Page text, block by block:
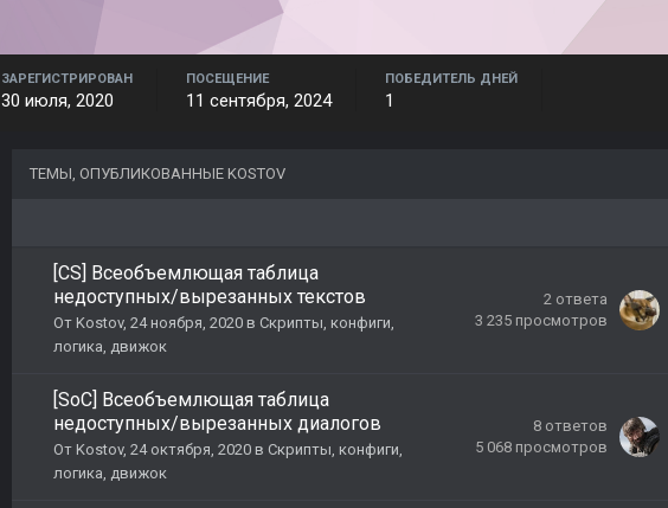
ЗАРЕГИСТРИРОВАН
30 июля, 2020
ПОСЕЩЕНИЕ
11 сентября, 2024
ПОБЕДИТЕЛЬ ДНЕЙ
1
ТЕМЫ, ОПУБЛИКОВАННЫЕ KOSTOV
[CS] Всеобъемлющая таблица
недоступных/вырезанных текстов
От Kostov, 24 ноября, 2020 в Скрипты, конфиги,
логика, движок
2 ответа
3 235 просмотров
[SoC] Всеобъемлющая таблица
недоступных/вырезанных диалогов
От Kostov, 24 октября, 2020 в Скрипты, конфиги,
логика, движок
8 ответов
5 068 просмотров